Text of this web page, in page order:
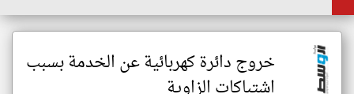
خروج دائرة كهربائية عن الخدمة بسبب